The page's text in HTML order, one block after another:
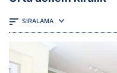
SIRALAMA